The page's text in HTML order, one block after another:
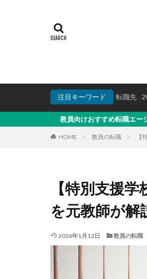
注目キーワード 転職先
教員向けおすすめ転職エージェントはここか
HOME 教員の転職 【
【特別支援
を元教師が解
2026年1月12日 教員の転職